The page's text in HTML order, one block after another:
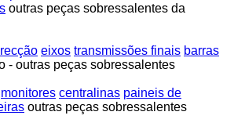
outras peças sobressalentes da
eixos transmissões finais barras
- outras peças sobressalentes
monitores centralinas paineis de
outras peças sobressalentes